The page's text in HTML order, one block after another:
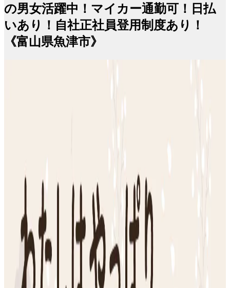
の男女活躍中！マイカー通勤可！日払
いあり！自社正社員登用制度あり！
《富山県魚津市》